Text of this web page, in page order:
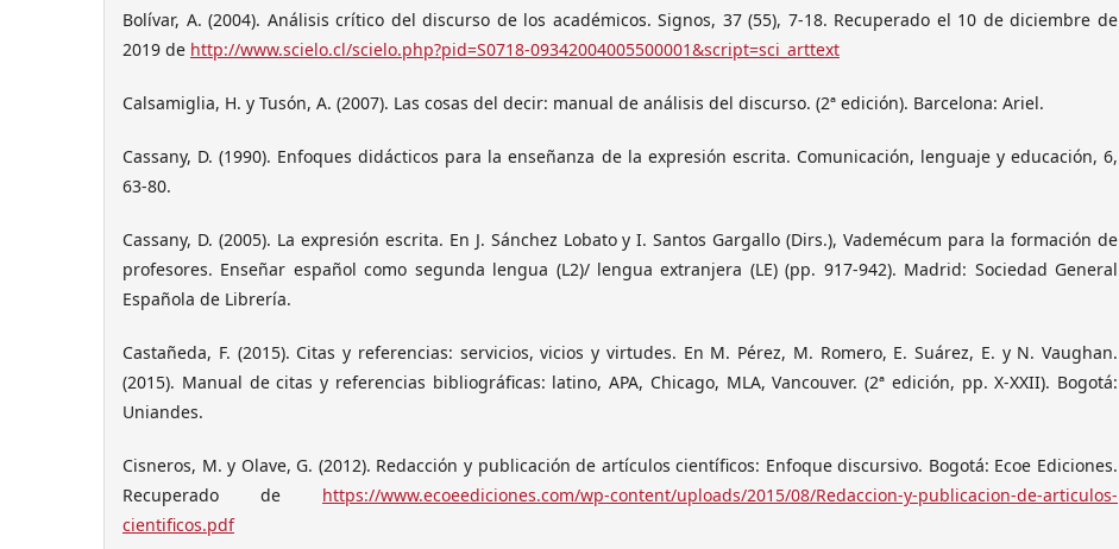
Bolívar, A. (2004). Análisis crítico del discurso de los académicos. Signos, 37 (55), 7-18. Recuperado el 10 de diciembre de
2019 de http://www.scielo.cl/scielo.php?pid=S0718-09342004005500001&script=sci_arttext
Calsamiglia, H. y Tusón, A. (2007). Las cosas del decir: manual de análisis del discurso. (2ª edición). Barcelona: Ariel.
Cassany, D. (1990). Enfoques didácticos para la enseñanza de la expresión escrita. Comunicación, lenguaje y educación, 6,
63-80.
Cassany, D. (2005). La expresión escrita. En J. Sánchez Lobato y I. Santos Gargallo (Dirs.), Vademécum para la formación de
profesores. Enseñar español como segunda lengua (L2)/ lengua extranjera (LE) (pp. 917-942). Madrid: Sociedad General
Española de Librería.
Castañeda, F. (2015). Citas y referencias: servicios, vicios y virtudes. En M. Pérez, M. Romero, E. Suárez, E. y N. Vaughan.
(2015). Manual de citas y referencias bibliográficas: latino, APA, Chicago, MLA, Vancouver. (2ª edición, pp. X-XXII). Bogotá:
Uniandes.
Cisneros, M. y Olave, G. (2012). Redacción y publicación de artículos científicos: Enfoque discursivo. Bogotá: Ecoe Ediciones.
Recuperado de https://www.ecoeediciones.com/wp-content/uploads/2015/08/Redaccion-y-publicacion-de-articulos-
cientificos.pdf